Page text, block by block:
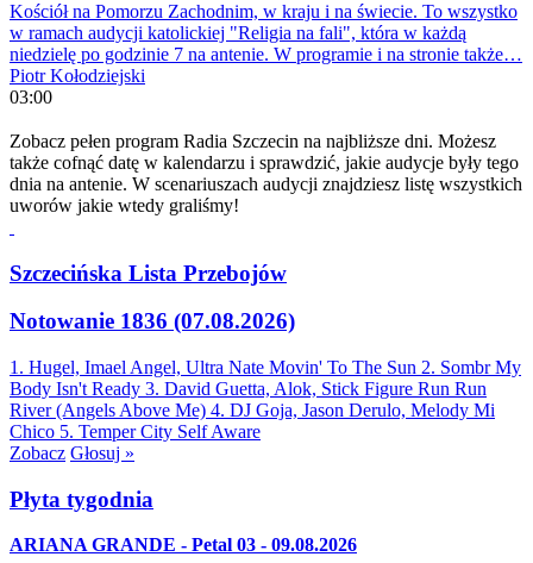
Kościół na Pomorzu Zachodnim, w kraju i na świecie. To wszystko
w ramach audycji katolickiej "Religia na fali", która w każdą
niedzielę po godzinie 7 na antenie. W programie i na stronie także…
Piotr Kołodziejski
03:00
Zobacz pełen program Radia Szczecin na najbliższe dni. Możesz
także cofnąć datę w kalendarzu i sprawdzić, jakie audycje były tego
dnia na antenie. W scenariuszach audycji znajdziesz listę wszystkich
uworów jakie wtedy graliśmy!
Szczecińska Lista Przebojów
Notowanie 1836 (07.08.2026)
1. Hugel, Imael Angel, Ultra Nate Movin' To The Sun 2. Sombr My
Body Isn't Ready 3. David Guetta, Alok, Stick Figure Run Run
River (Angels Above Me) 4. DJ Goja, Jason Derulo, Melody Mi
Chico 5. Temper City Self Aware
Zobacz Głosuj »
Płyta tygodnia
ARIANA GRANDE - Petal 03 - 09.08.2026